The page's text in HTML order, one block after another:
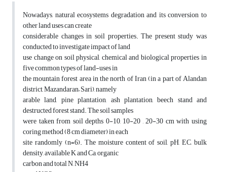
Nowadays, natural ecosystems degradation and its conversion to
other land uses can create
considerable changes in soil properties. The present study was
conducted to investigate impact of land
use change on soil physical, chemical and biological properties in
five common types of land-uses in
the mountain forest area in the north of Iran (in a part of Alandan
district, Mazandaran– Sari), namely
arable land, pine plantation, ash plantation, beech stand and
destructed forest stand. The soil samples
were taken from soil depths 0-10, 10-20 , 20-30 cm with using
coring method (8 cm diameter) in each
site randomly (n=6). The moisture content of soil, pH, EC, bulk
density, available K and Ca, organic
carbon and total N, NH4